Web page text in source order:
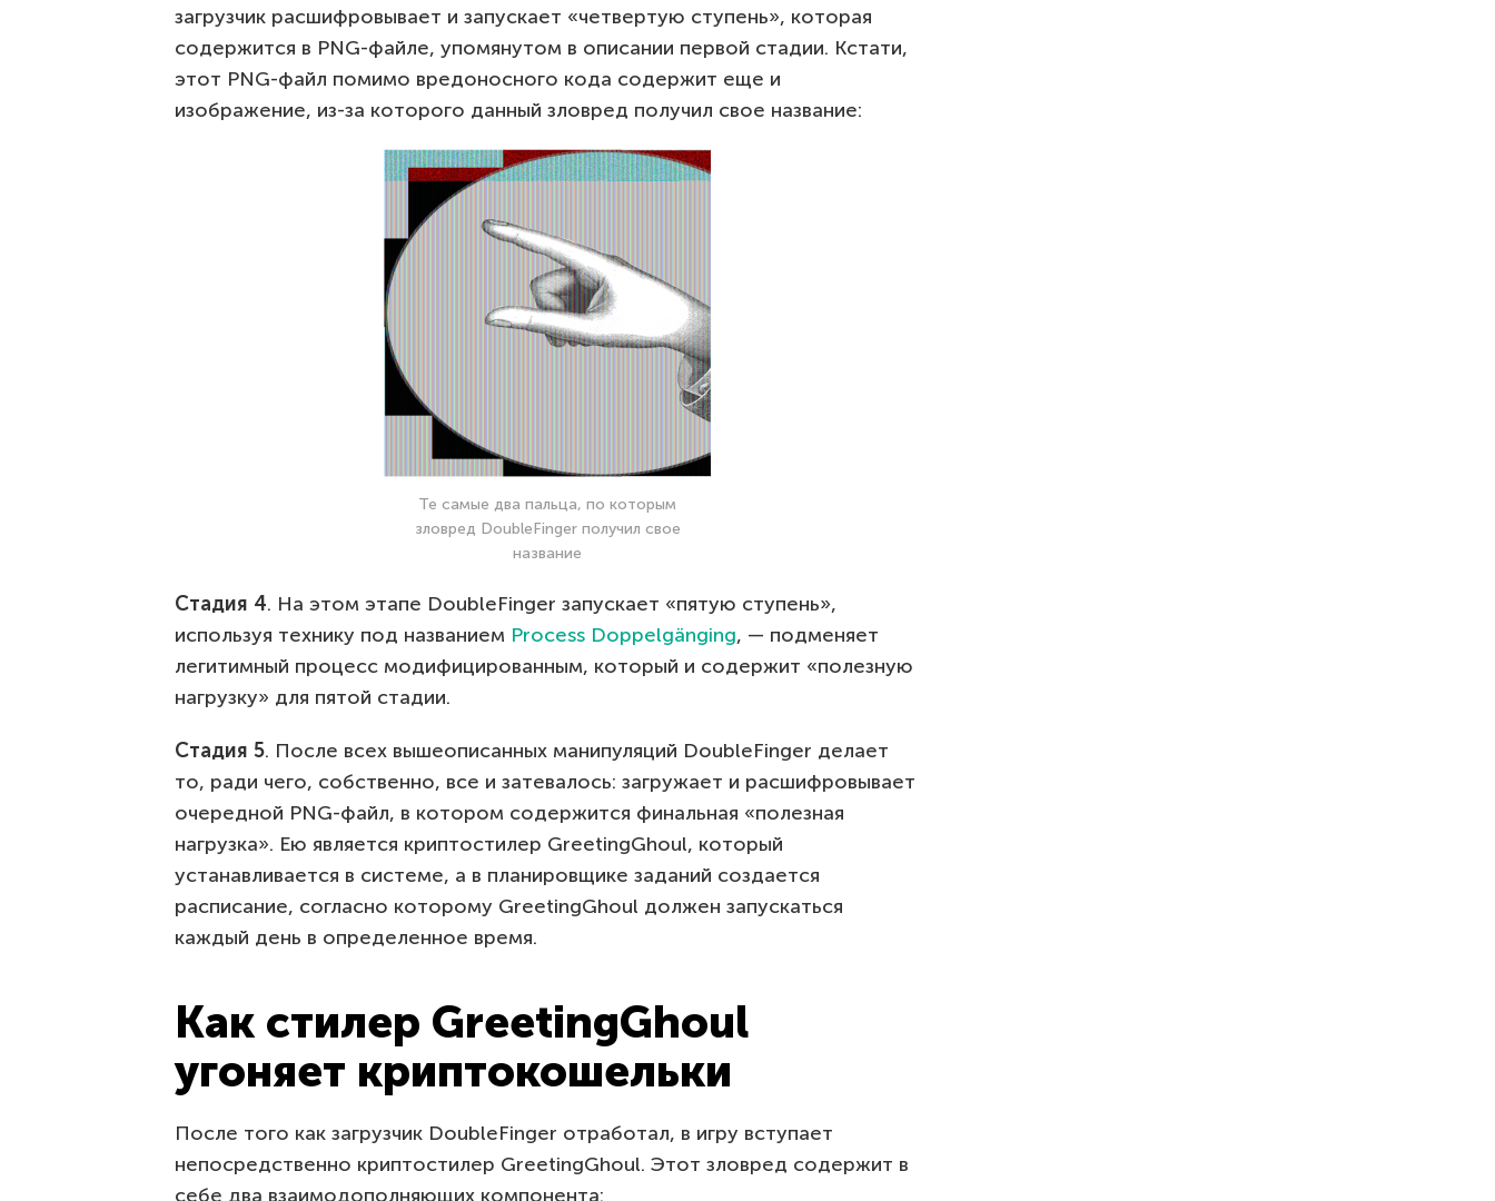
загрузчик расшифровывает и запускает «четвертую ступень», которая
содержится в PNG-файле, упомянутом в описании первой стадии. Кстати,
этот PNG-файл помимо вредоносного кода содержит еще и
изображение, из-за которого данный зловред получил свое название:
Те самые два пальца, по которым
зловред DoubleFinger получил свое
название
Стадия 4. На этом этапе DoubleFinger запускает «пятую ступень»,
используя технику под названием Process Doppelgänging, — подменяет
легитимный процесс модифицированным, который и содержит «полезную
нагрузку» для пятой стадии.
Стадия 5. После всех вышеописанных манипуляций DoubleFinger делает
то, ради чего, собственно, все и затевалось: загружает и расшифровывает
очередной PNG-файл, в котором содержится финальная «полезная
нагрузка». Ею является криптостилер GreetingGhoul, который
устанавливается в системе, а в планировщике заданий создается
расписание, согласно которому GreetingGhoul должен запускаться
каждый день в определенное время.
Как стилер GreetingGhoul
угоняет криптокошельки
После того как загрузчик DoubleFinger отработал, в игру вступает
непосредственно криптостилер GreetingGhoul. Этот зловред содержит в
себе два взаимодополняющих компонента: